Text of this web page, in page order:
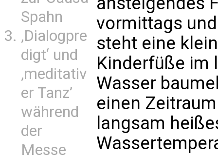
Spahn
‚Dialogpre
digt‘ und
‚meditativ
er Tanz’
während
der
Messe
vormittags
steht eine
Kinderfüße im
Wasser
einen
langsam